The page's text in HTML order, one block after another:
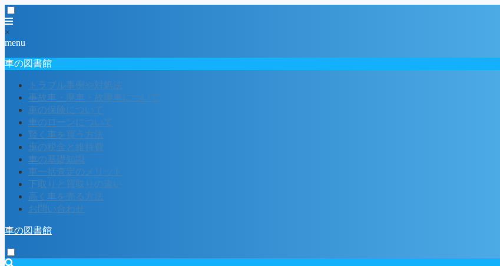
×
menu
車の図書館
トラブル事例や対処法
事故車・廃車・故障車について
車の保険について
車のローンについて
賢く車を買う方法
車の税金と維持費
車の基礎知識
車一括査定のメリット
下取りと買取りの違い
高く車を売る方法
お問い合わせ
車の図書館